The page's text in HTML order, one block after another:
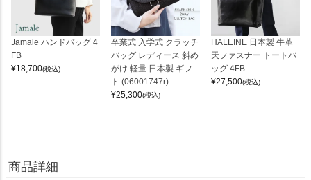
Jamale ハンドバッグ 4
FB
¥18,700(税込)
卒業式 入学式 クラッチ
バッグ レディース 斜め
がけ 軽量 日本製 ギフ
ト (06001747r)
¥25,300(税込)
HALEINE 日本製 牛革
天ファスナー トートバ
ッグ 4FB
¥27,500(税込)
商品詳細